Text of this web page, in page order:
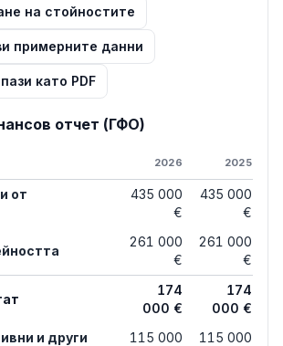
на стойностите
примерните данни
като PDF
отчет (ГФО)
2026 2025
от
435 000
€
435 000
€
261 000
€
261 000
€
174
000 €
174
000 €
и други
115 000
115 000